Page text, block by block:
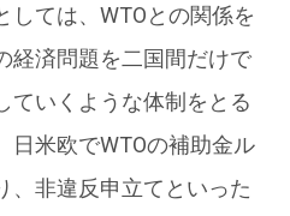
しては、WTOとの関係を
経済問題を二国間だけで
ていくような体制をとる
日米欧でWTOの補助金ル
、非違反申立てといった